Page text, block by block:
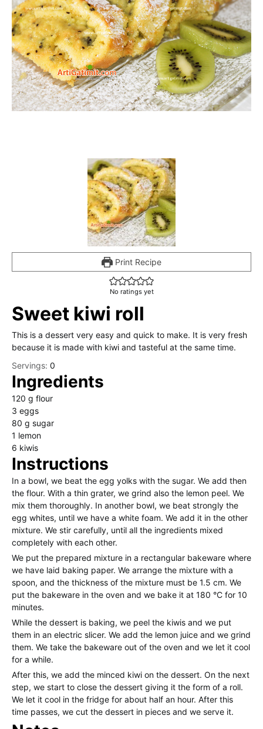
Print Recipe
No ratings yet
Sweet kiwi roll
This is a dessert very easy and quick to make. It is very fresh
because it is made with kiwi and tasteful at the same time.
Servings: 0
Ingredients
120 g flour
3 eggs
80 g sugar
1 lemon
6 kiwis
Instructions
In a bowl, we beat the egg yolks with the sugar. We add then
the flour. With a thin grater, we grind also the lemon peel. We
mix them thoroughly. In another bowl, we beat strongly the
egg whites, until we have a white foam. We add it in the other
mixture. We stir carefully, until all the ingredients mixed
completely with each other.
We put the prepared mixture in a rectangular bakeware where
we have laid baking paper. We arrange the mixture with a
spoon, and the thickness of the mixture must be 1.5 cm. We
put the bakeware in the oven and we bake it at 180 °C for 10
minutes.
While the dessert is baking, we peel the kiwis and we put
them in an electric slicer. We add the lemon juice and we grind
them. We take the bakeware out of the oven and we let it cool
for a while.
After this, we add the minced kiwi on the dessert. On the next
step, we start to close the dessert giving it the form of a roll.
We let it cool in the fridge for about half an hour. After this
time passes, we cut the dessert in pieces and we serve it.